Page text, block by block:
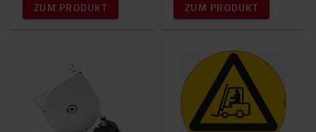
ZUM PRODUKT ZUM PRODUKT